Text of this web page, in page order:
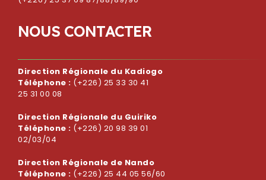
NOUS CONTACTER
Direction Régionale du Kadiogo
Téléphone : (+226) 25 33 30 41
25 31 00 08
Direction Régionale du Guiriko
Téléphone : (+226) 20 98 39 01
02/03/04
Direction Régionale de Nando
Téléphone : (+226) 25 44 05 56/60